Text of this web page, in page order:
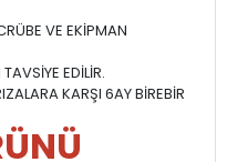
VE EKİPMAN
EDİLİR.
KARŞI 6AY BİREBİR